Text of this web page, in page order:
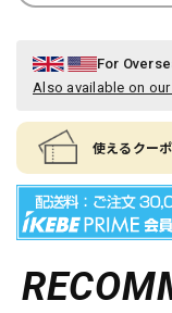
For
Also available on
使えるクー